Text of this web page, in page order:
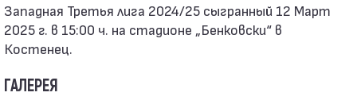
Западная Третья лига 2024/25 сыгранный 12 Март
2025 г. в 15:00 ч. на стадионе „Бенковски“ в
Костенец.
ГАЛЕРЕЯ